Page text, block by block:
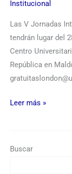
Institucional
Las V Jornadas
tendrán lugar del
Centro
República en
Leer más »
Buscar